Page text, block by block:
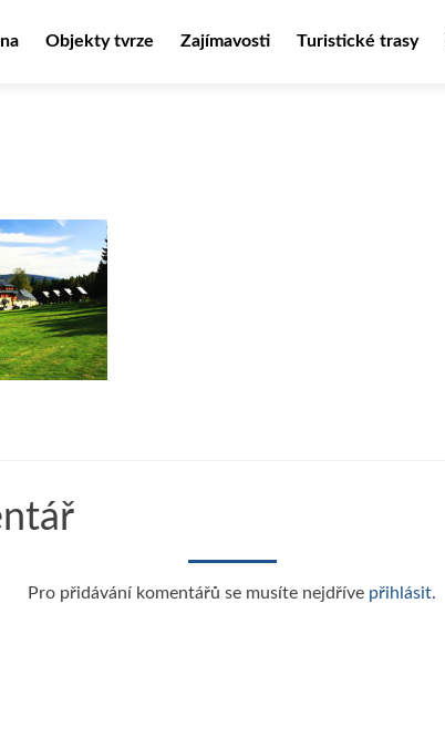
Objekty tvrze Zajímavosti Turistické trasy
Pro přidávání komentářů se musíte nejdříve přihlásit.